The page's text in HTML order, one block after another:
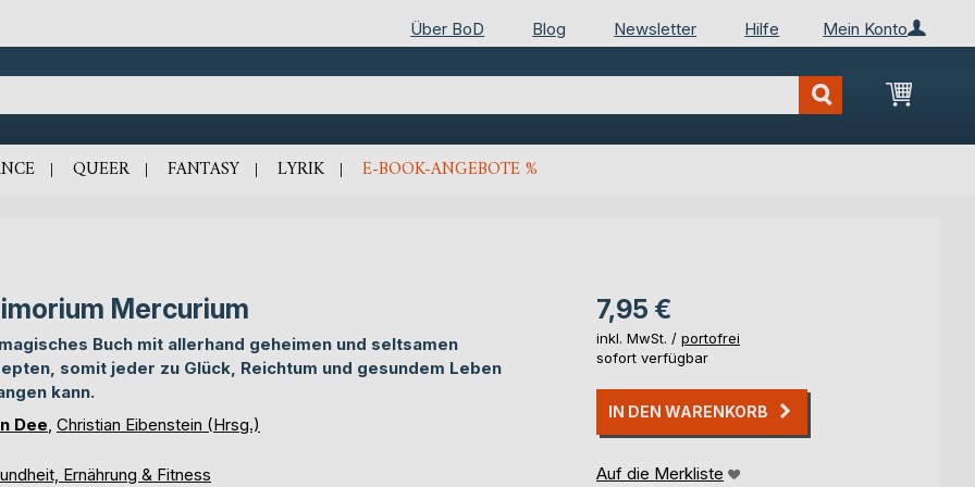
Mein Konto
Über BoD Blog Newsletter Hilfe
Mein
QUEER FANTASY LYRIK E-BOOK-ANGEBOTE %
Mercurium
Buch mit allerhand geheimen und seltsamen
somit jeder zu Glück, Reichtum und gesundem Leben
kann.
Dee Christian Eibenstein (Hrsg.)
Ernährung & Fitness
7,95 €
inkl. MwSt. / portofrei
sofort verfügbar
IN DEN WARENKORB
Auf die Merkliste